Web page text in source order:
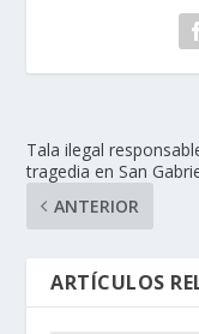
Tala ilegal
tragedia en San
ANTERIOR
ARTÍCULOS